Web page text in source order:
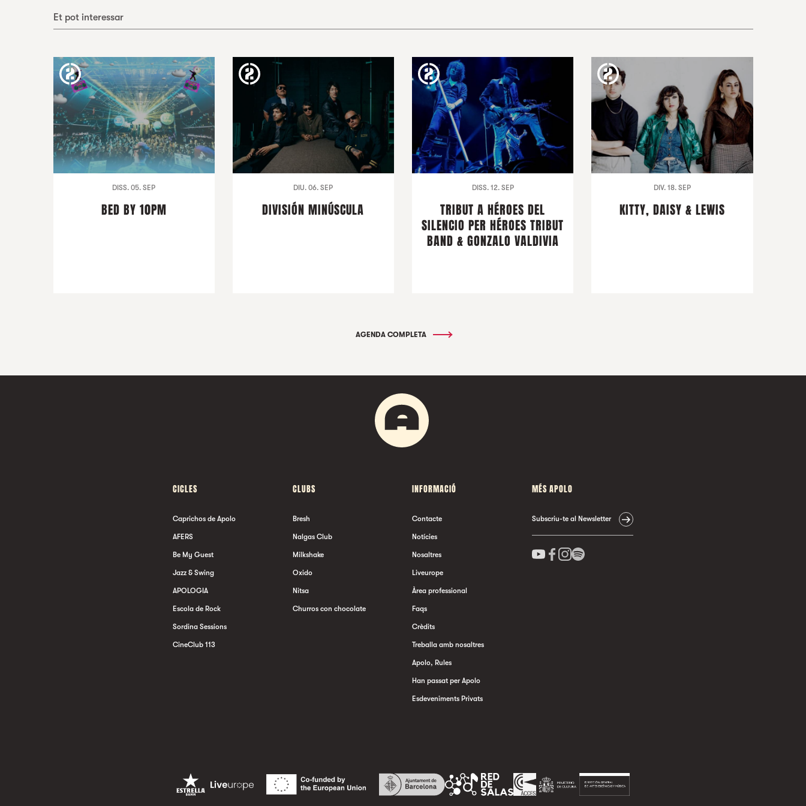
Et pot interessar
DISS. 05. SEP
BED BY 10PM
DIU. 06. SEP
DIVISIÓN MINÚSCULA
DISS. 12. SEP
TRIBUT A HÉROES DEL
SILENCIO PER HÉROES TRIBUT
BAND & GONZALO VALDIVIA
DIV. 18. SEP
KITTY, DAISY & LEWIS
AGENDA COMPLETA
CICLES
Caprichos de Apolo
AFERS
Be My Guest
Jazz & Swing
APOLOGIA
Escola de Rock
Sordina Sessions
CineClub 113
CLUBS
Bresh
Nalgas Club
Milkshake
Oxido
Nitsa
Churros con chocolate
INFORMACIÓ
Contacte
Notícies
Nosaltres
Liveurope
Àrea professional
Faqs
Crèdits
Treballa amb nosaltres
Apolo, Rules
Han passat per Apolo
Esdeveniments Privats
MÉS APOLO
Subscriu-te al Newsletter